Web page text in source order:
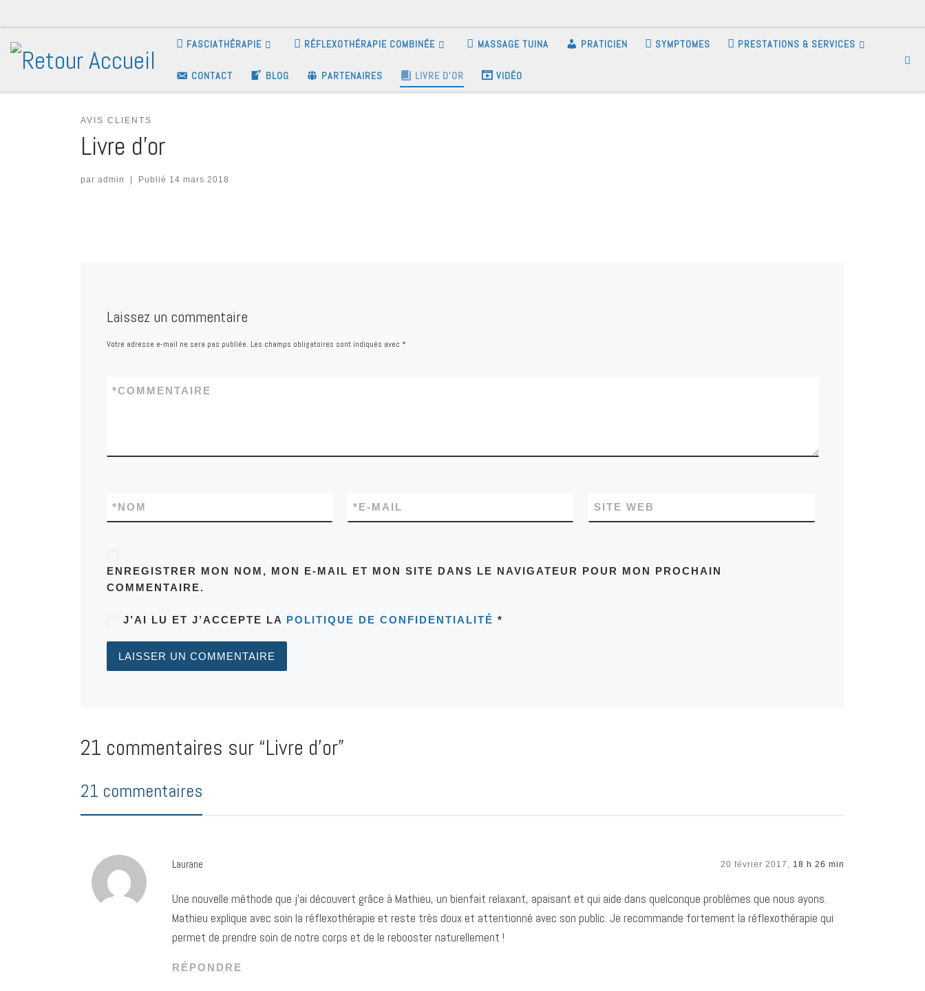
FASCIATHÉRAPIE RÉFLEXOTHÉRAPIE COMBINÉE MASSAGE TUINA PRATICIEN SYMPTOMES PRESTATIONS & SERVICES
CONTACT BLOG PARTENAIRES LIVRE D’OR VIDÉO
AVIS CLIENTS
Livre d’or
par admin Publié 14 mars 2018
Laissez un commentaire
Votre adresse e-mail ne sera pas publiée. Les champs obligatoires sont indiqués avec*
COMMENTAIRE
*
NOM
* E-MAIL
* SITE WEB
ENREGISTRER MON NOM, MON E-MAIL ET MON SITE DANS LE NAVIGATEUR POUR MON PROCHAIN
COMMENTAIRE.
J’AI LU ET J’ACCEPTE LA POLITIQUE DE CONFIDENTIALITÉ *
21 commentaires sur “Livre d’or”
21 commentaires
Laurane 20 février 2017, 18 h 26 min
Une nouvelle méthode que j’ai découvert grâce à Mathieu, un bienfait relaxant, apaisant et qui aide dans quelconque problèmes que nous ayons.
Mathieu explique avec soin la réflexothérapie et reste très doux et attentionné avec son public. Je recommande fortement la réflexothérapie qui
permet de prendre soin de notre corps et de le rebooster naturellement !
RÉPONDRE